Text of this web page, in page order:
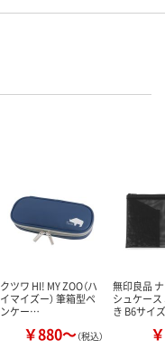
クツワ HI! MY ZOO（ハ
イマイズー） 筆箱型ペ
ンケー…
￥880～（税込）
無印良品
シュケー
き B6サイ